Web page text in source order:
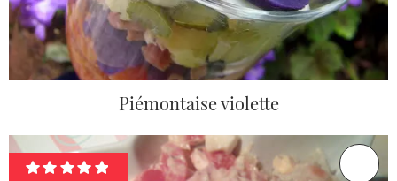
Piémontaise violette